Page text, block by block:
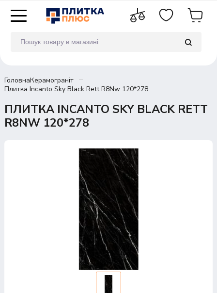
ГоловнаКерамограніт
Плитка Incanto Sky Black Rett R8Nw 120*278
ПЛИТКА INCANTO SKY BLACK RETT
R8NW 120*278